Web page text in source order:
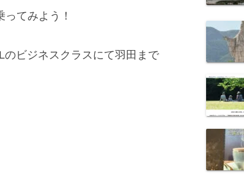
てみよう！
ビジネスクラスにて羽田まで